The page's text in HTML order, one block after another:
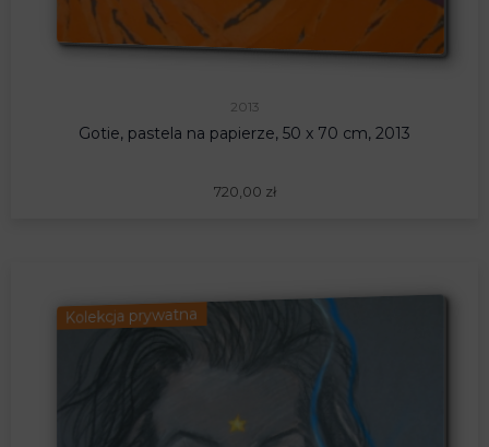
2013
Gotie, pastela na papierze, 50 x 70 cm, 2013
720,00 zł
Kolekcja prywatna